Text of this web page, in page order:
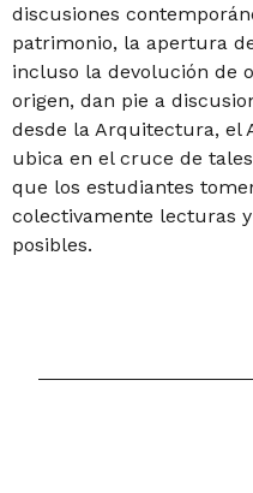
discusiones
patrimonio, la apertura
incluso la devolución de
origen, dan pie a
desde la Arquitectura, el
ubica en el cruce de
que los estudiantes
colectivamente lecturas
posibles.